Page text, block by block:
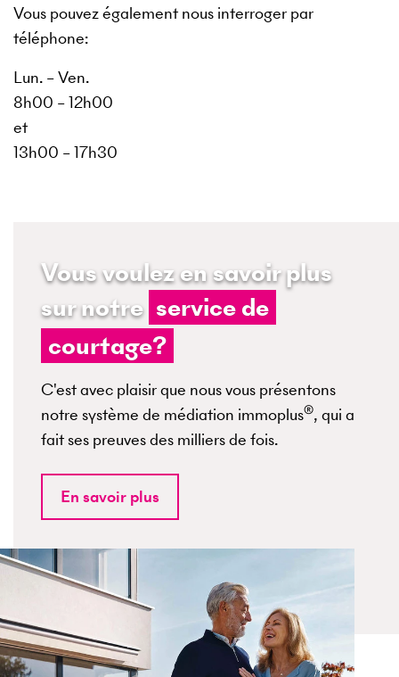
Vous pouvez également nous interroger par
téléphone:
Lun. – Ven.
8h00 – 12h00
et
13h00 – 17h30
Vous voulez en savoir plus
sur notre service de
courtage?
C'est avec plaisir que nous vous présentons
notre système de médiation immoplus®, qui a
fait ses preuves des milliers de fois.
En savoir plus